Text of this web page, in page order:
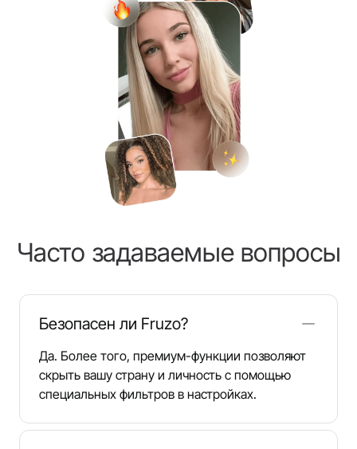
Часто задаваемые вопросы
Безопасен ли Fruzo?
Да. Более того, премиум-функции позволяют
скрыть вашу страну и личность с помощью
специальных фильтров в настройках.